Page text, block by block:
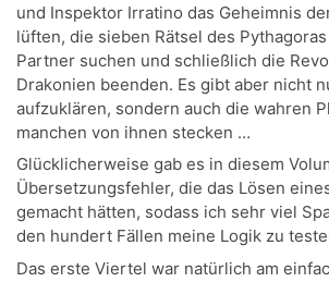
und Inspektor Irratino das Geheimnis
lüften, die sieben Rätsel des
Partner suchen und schließlich die
Drakonien beenden. Es gibt aber nicht
aufzuklären, sondern auch die wahren
manchen von ihnen stecken …
Glücklicherweise gab es in diesem
Übersetzungsfehler, die das Lösen
gemacht hätten, sodass ich sehr viel
den hundert Fällen meine Logik zu
Das erste Viertel war natürlich am